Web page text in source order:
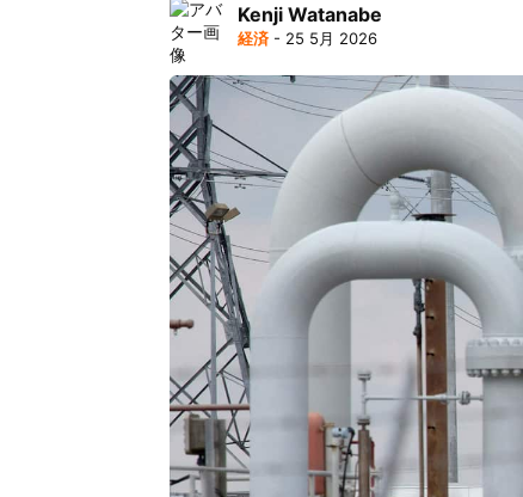
Kenji Watanabe
経済 - 25 5月 2026